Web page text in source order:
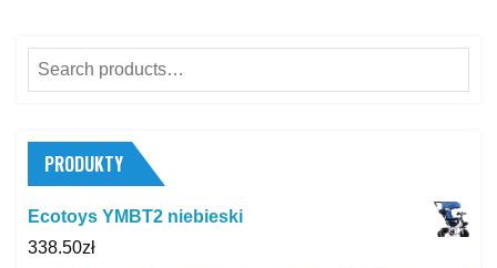
Search
for:
PRODUKTY
Ecotoys YMBT2 niebieski
338.50zł